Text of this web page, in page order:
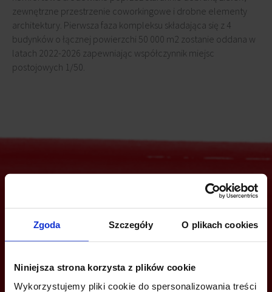
Zgoda Szczegóły O plikach cookies
Niniejsza strona korzysta z plików cookie
Wykorzystujemy pliki cookie do spersonalizowania treści
zewnętrzne przestrzenie coworkingowe i drobne elementy
architektury. Pierwsza faza kompleksu składająca się z 4
budynków o łącznej powierzchi 50 000 m2 zostanie oddana w
latach 2022-2026 zapewniając współczynnik miejsc
postojowych 1/50.
Jesteś zainteresowany tą ofertą?
Joanna Tomala